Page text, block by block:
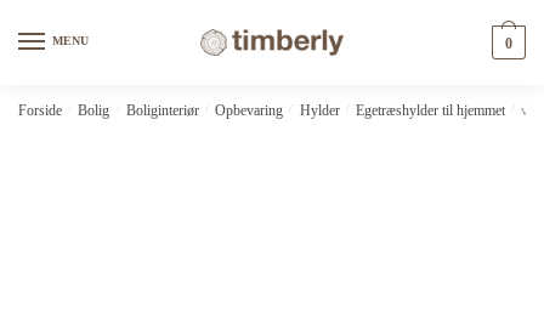
MENU 0
Forside Bolig Boliginteriør Opbevaring Hylder Egetræshylder til hjemmet